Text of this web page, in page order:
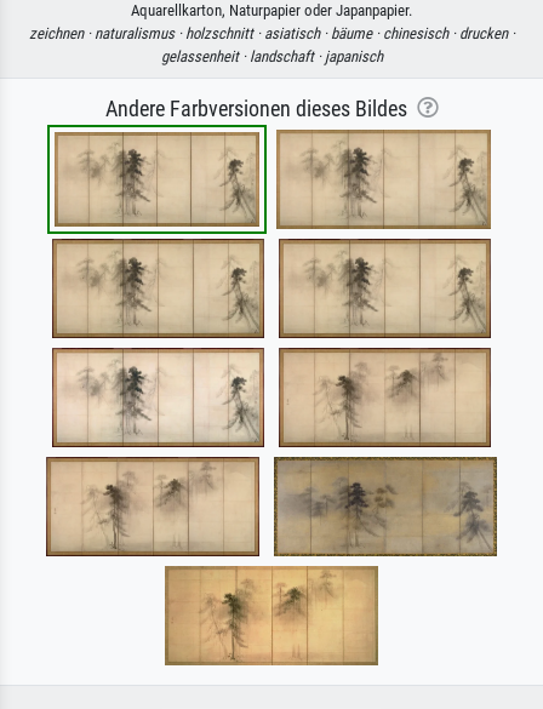
Aquarellkarton, Naturpapier oder Japanpapier.
zeichnen · naturalismus · holzschnitt · asiatisch · bäume · chinesisch · drucken ·
gelassenheit · landschaft · japanisch
Andere Farbversionen dieses Bildes